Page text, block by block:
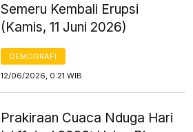
Semeru Kembali Erupsi
(Kamis, 11 Juni 2026)
DEMOGRAFI
12/06/2026, 0:21 WIB
Prakiraan Cuaca Nduga Hari